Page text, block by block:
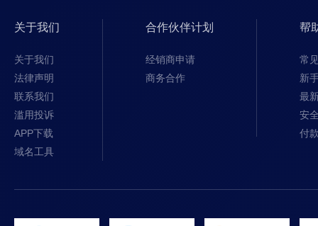
关于我们
关于我们
法律声明
联系我们
滥用投诉
APP下载
域名工具
合作伙伴计划
经销商申请
商务合作
帮
常
新
最
安
付